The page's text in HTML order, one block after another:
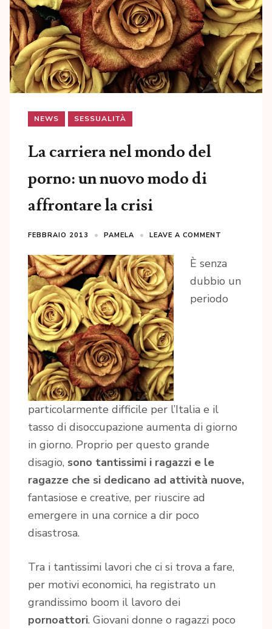
NEWS SESSUALITÀ
La carriera nel mondo del
porno: un nuovo modo di
affrontare la crisi
FEBBRAIO 2013 PAMELA LEAVE A COMMENT
È senza
dubbio un
periodo
particolarmente difficile per l’Italia e il
tasso di disoccupazione aumenta di giorno
in giorno. Proprio per questo grande
disagio, sono tantissimi i ragazzi e le
ragazze che si dedicano ad attività nuove,
fantasiose e creative, per riuscire ad
emergere in una cornice a dir poco
disastrosa.
Tra i tantissimi lavori che ci si trova a fare,
per motivi economici, ha registrato un
grandissimo boom il lavoro dei
pornoattori. Giovani donne o ragazzi poco